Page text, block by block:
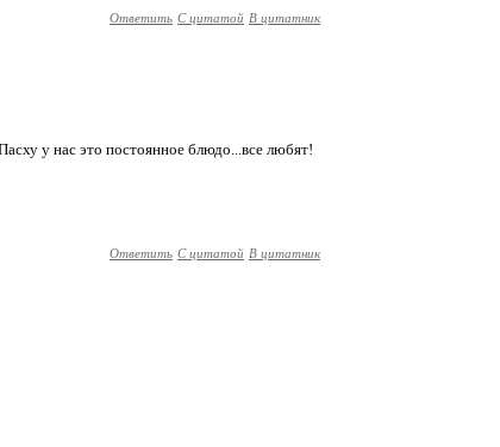
Ответить С цитатой В цитатник
у нас это постоянное блюдо...все любят!
Ответить С цитатой В цитатник